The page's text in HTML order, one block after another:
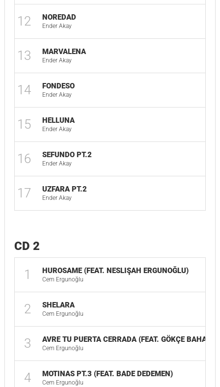
12 NOREDAD
Ender Akay
13 MARVALENA
Ender Akay
14 FONDESO
Ender Akay
15 HELLUNA
Ender Akay
16 SEFUNDO PT.2
Ender Akay
17 UZFARA PT.2
Ender Akay
CD 2
1 HUROSAME (FEAT. NESLIŞAH ERGUNOĞLU)
Cem Ergunoğlu
2 SHELARA
Cem Ergunoğlu
3 AVRE TU PUERTA CERRADA (FEAT. GÖKÇE
Cem Ergunoğlu
4 MOTINAS PT.3 (FEAT. BADE DEDEMEN)
Cem Ergunoğlu